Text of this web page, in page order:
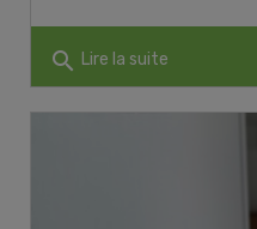
search Lire la suite